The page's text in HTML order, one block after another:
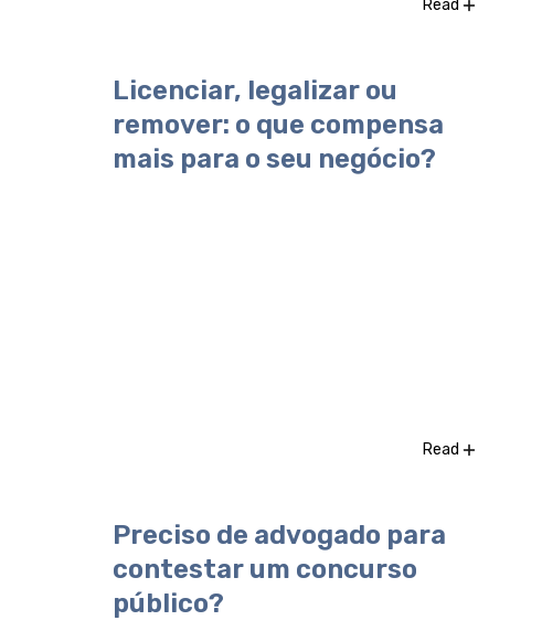
Read
Licenciar, legalizar ou
remover: o que compensa
mais para o seu negócio?
Read
Preciso de advogado para
contestar um concurso
público?